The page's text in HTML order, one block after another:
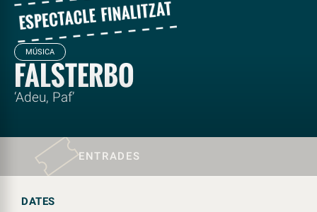
MÚSICA
FALSTERBO
‘Adeu, Paf’
ENTRADES
DATES